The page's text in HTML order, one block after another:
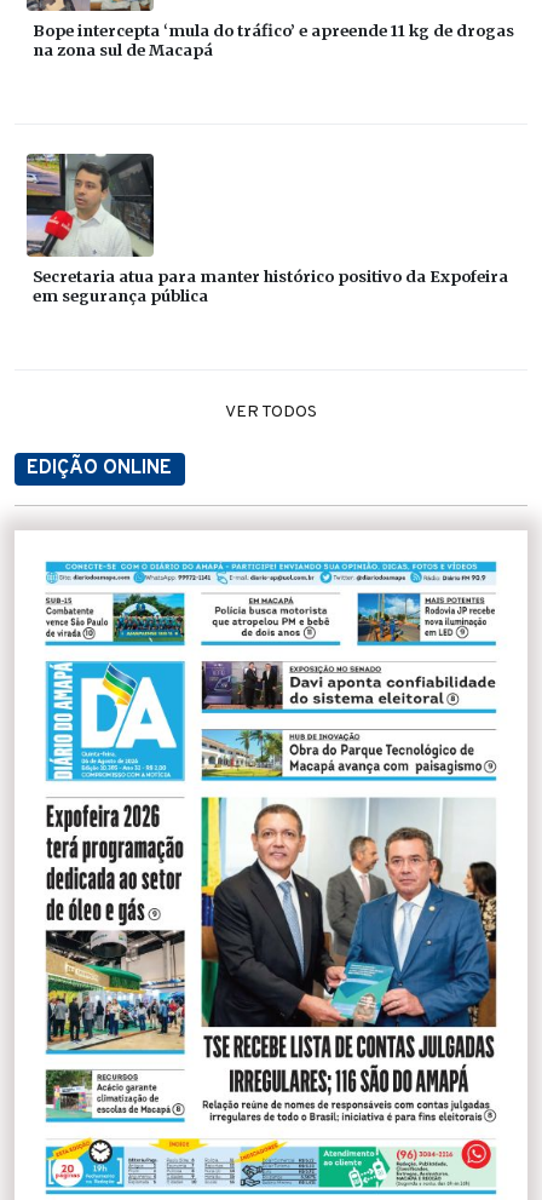
Bope intercepta ‘mula do tráfico’ e apreende 11 kg de drogas
na zona sul de Macapá
Secretaria atua para manter histórico positivo da Expofeira
em segurança pública
VER TODOS
EDIÇÃO ONLINE